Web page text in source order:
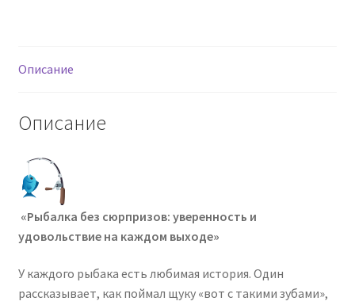
Описание
Описание
«Рыбалка без сюрпризов: уверенность и
удовольствие на каждом выходе»
У каждого рыбака есть любимая история. Один
рассказывает, как поймал щуку «вот с такими зубами»,